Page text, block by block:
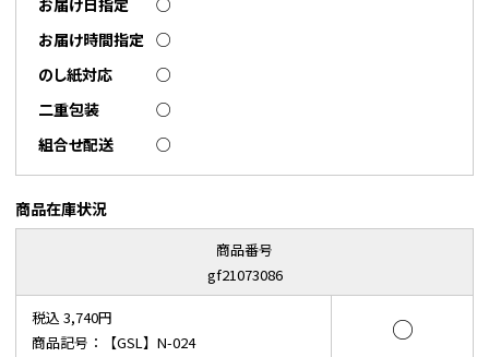
お届け日指定
○
お届け時間指定 ○
のし紙対応
○
二重包装
○
組合せ配送
○
商品在庫状況
商品番号
gf21073086
税込 3,740円
商品記号：【GSL】N-024
○